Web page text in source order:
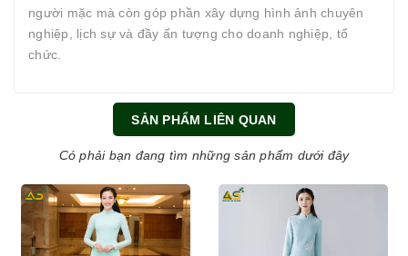
người mặc mà còn góp phần xây dựng hình ảnh chuyên
nghiệp, lịch sự và đầy ấn tượng cho doanh nghiệp, tổ
chức.
SẢN PHẨM LIÊN QUAN
Có phải bạn đang tìm những sản phẩm dưới đây